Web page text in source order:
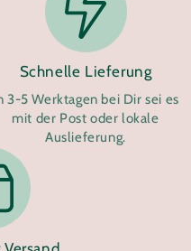
Schnelle Lieferung
3-5 Werktagen bei Dir sei es
mit der Post oder lokale
Auslieferung.